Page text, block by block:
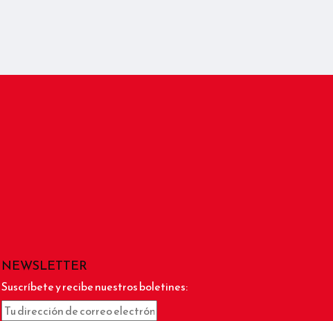
NEWSLETTER
Suscríbete y recibe nuestros boletines: